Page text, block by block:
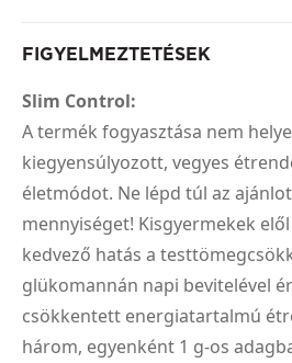
FIGYELMEZTETÉSEK
Slim Control:
A termék fogyasztása nem
kiegyensúlyozott, vegyes
életmódot. Ne lépd túl az
mennyiséget! Kisgyermekek
kedvező hatás a
glükomannán napi bevitelével
csökkentett energiatartalmú
három, egyenként 1 g-os